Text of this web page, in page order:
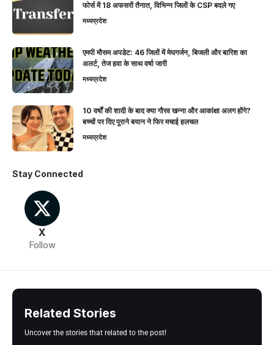
फोर्स में 18 अफसरों तैनात, विभिन्न जिलों के CSP बदले गए
मध्यप्रदेश
एमपी मौसम अपडेट: 46 जिलों में मेघगर्जन, बिजली और बारिश का
अलर्ट, तेज हवा के साथ वर्षा जारी
मध्यप्रदेश
10 वर्षों की शादी के बाद क्या गौरव खन्ना और आकांक्षा अलग होंगे?
बच्चों पर दिए पुराने बयान ने फिर मचाई हलचल
मध्यप्रदेश
Stay Connected
X
Follow
Related Stories
Uncover the stories that related to the post!